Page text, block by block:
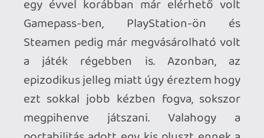
Ha még nem volt lehetőséged kipróbálni
a játékot, mindenképpen csak ajánlani